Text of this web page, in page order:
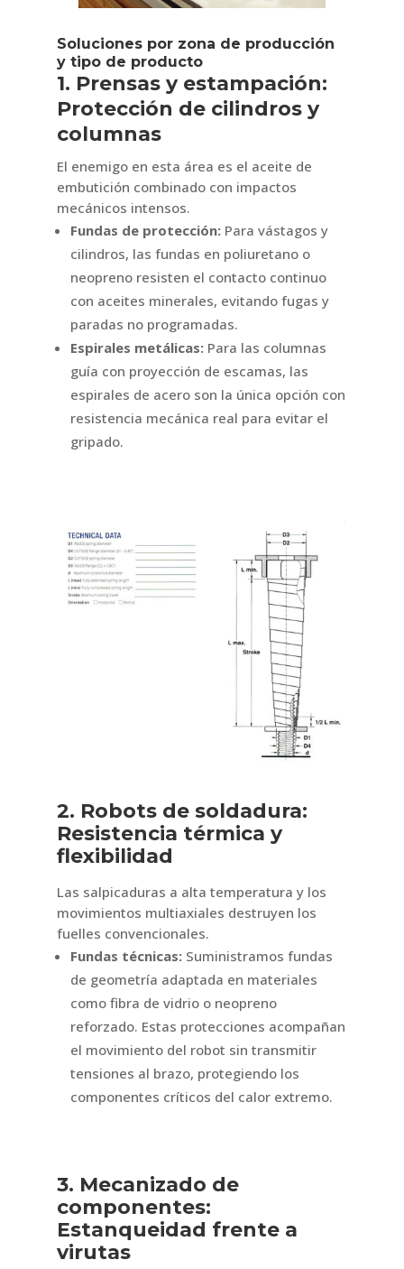
Soluciones por zona de producción
y tipo de producto
1. Prensas y estampación:
Protección de cilindros y
columnas
El enemigo en esta área es el aceite de
embutición combinado con impactos
mecánicos intensos.
Fundas de protección:Para vástagos y
cilindros, las fundas en poliuretano o
neopreno resisten el contacto continuo
con aceites minerales, evitando fugas y
paradas no programadas.
Espirales metálicas:Para las columnas
guía con proyección de escamas, las
espirales de acero son la única opción con
resistencia mecánica real para evitar el
gripado.
2. Robots de soldadura:
Resistencia térmica y
flexibilidad
Las salpicaduras a alta temperatura y los
movimientos multiaxiales destruyen los
fuelles convencionales.
Fundas técnicas:Suministramos fundas
de geometría adaptada en materiales
como fibra de vidrio o neopreno
reforzado. Estas protecciones acompañan
el movimiento del robot sin transmitir
tensiones al brazo, protegiendo los
componentes críticos del calor extremo.
3. Mecanizado de
componentes:
Estanqueidad frente a
virutas